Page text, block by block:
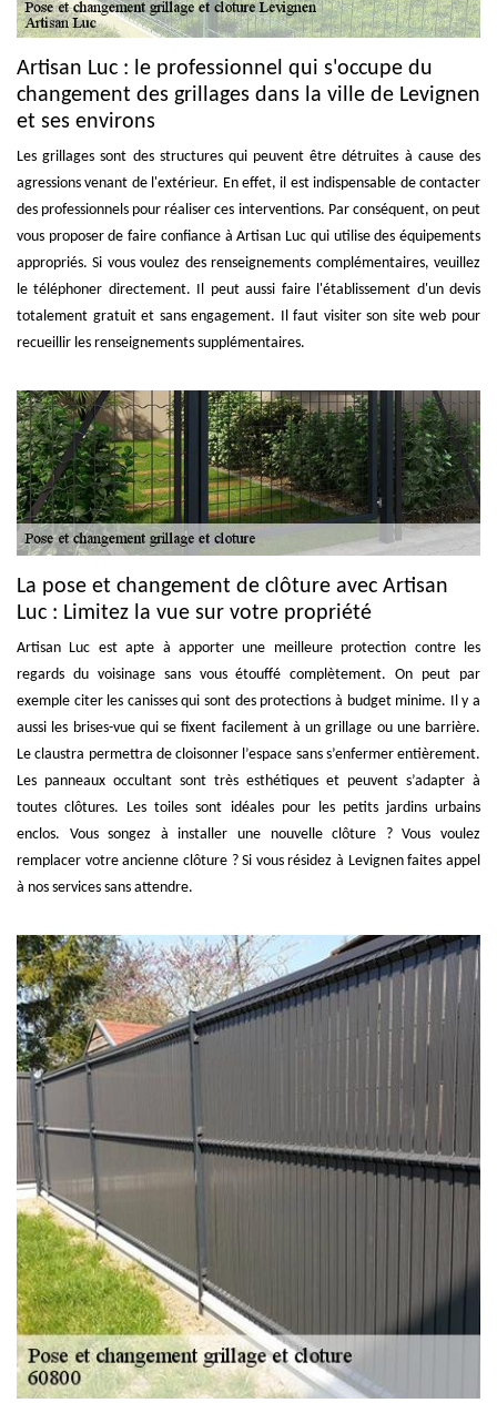
Artisan Luc : le professionnel qui s'occupe du
changement des grillages dans la ville de Levignen
et ses environs
Les grillages sont des structures qui peuvent être détruites à cause des
agressions venant de l'extérieur. En effet, il est indispensable de contacter
des professionnels pour réaliser ces interventions. Par conséquent, on peut
vous proposer de faire confiance à Artisan Luc qui utilise des équipements
appropriés. Si vous voulez des renseignements complémentaires, veuillez
le téléphoner directement. Il peut aussi faire l'établissement d'un devis
totalement gratuit et sans engagement. Il faut visiter son site web pour
recueillir les renseignements supplémentaires.
La pose et changement de clôture avec Artisan
Luc : Limitez la vue sur votre propriété
Artisan Luc est apte à apporter une meilleure protection contre les
regards du voisinage sans vous étouffé complètement. On peut par
exemple citer les canisses qui sont des protections à budget minime. Il y a
aussi les brises-vue qui se fixent facilement à un grillage ou une barrière.
Le claustra permettra de cloisonner l’espace sans s’enfermer entièrement.
Les panneaux occultant sont très esthétiques et peuvent s’adapter à
toutes clôtures. Les toiles sont idéales pour les petits jardins urbains
enclos. Vous songez à installer une nouvelle clôture ? Vous voulez
remplacer votre ancienne clôture ? Si vous résidez à Levignen faites appel
à nos services sans attendre.